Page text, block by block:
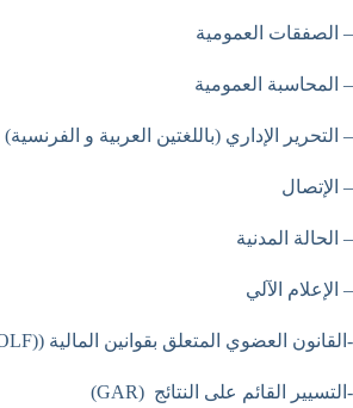
– الصفقات العمومية
– المحاسبة العمومية
– التحرير الإداري (باللغتين العربية و الفرنسية)
– الإتصال
– الحالة المدنية
– الإعلام الآلي
-القانون العضوي المتعلق بقوانين المالية ((LOLF
-التسيير القائم على النتائج (GAR)